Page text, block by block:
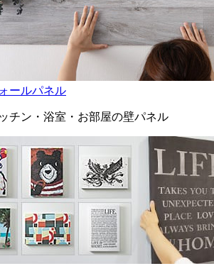
ールパネル
チン・浴室・お部屋の壁パネル